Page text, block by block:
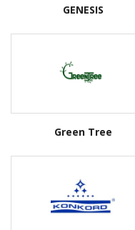
GENESIS
Green Tree